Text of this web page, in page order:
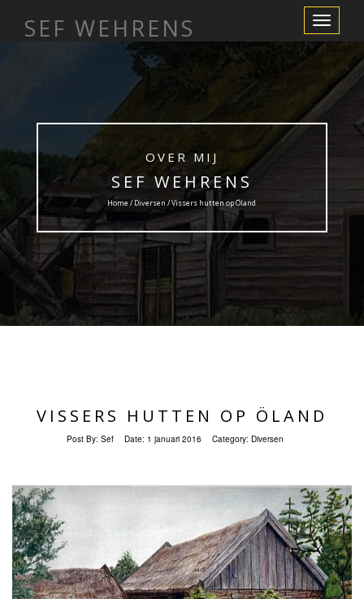
Toggle
Navigation
SEF WEHRENS
OVER MIJ
SEF WEHRENS
Home / Diversen/ Vissers hutten op Öland
VISSERS HUTTEN OP ÖLAND
Post By: Sef Date: 1 januari 2016 Category: Diversen